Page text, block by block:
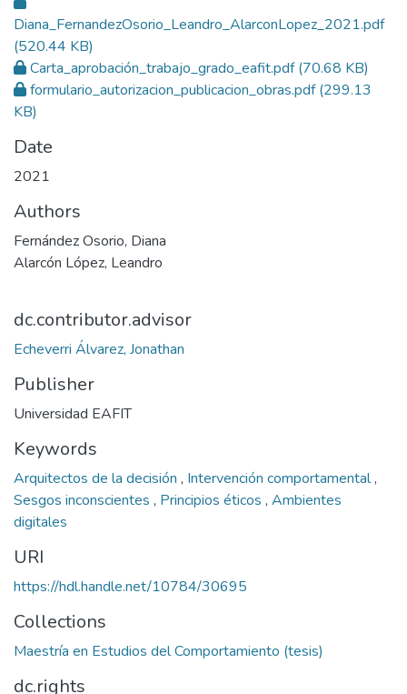
Diana_FernandezOsorio_Leandro_AlarconLopez_2021.pdf
(520.44 KB)
Carta_aprobación_trabajo_grado_eafit.pdf(70.68 KB)
formulario_autorizacion_publicacion_obras.pdf(299.13
KB)
Date
2021
Authors
Fernández Osorio, Diana
Alarcón López, Leandro
dc.contributor.advisor
Echeverri Álvarez, Jonathan
Publisher
Universidad EAFIT
Keywords
Arquitectos de la decisión , Intervención comportamental,
Sesgos inconscientes , Principios éticos , Ambientes
digitales
URI
https://hdl.handle.net/10784/30695
Collections
Maestría en Estudios del Comportamiento (tesis)
dc.rights